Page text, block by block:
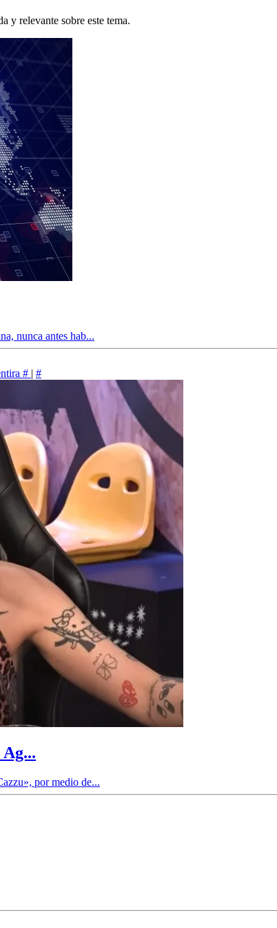
y relevante sobre este tema.
nunca antes hab...
# | #
por medio de...